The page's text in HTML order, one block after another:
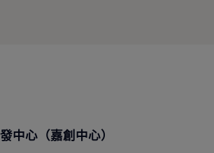
中心（嘉創中心）